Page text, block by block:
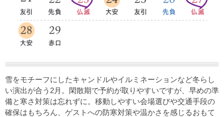
雪をモチーフにしたキャンドルやイルミネーションなど冬らし
い演出が合う2月。閑散期で予約が取りやすいですが、早めの準
備と寒さ対策は忘れずに。移動しやすい会場選びや交通手段の
確保はもちろん、ゲストへの防寒対策や温かさを感じるおもて